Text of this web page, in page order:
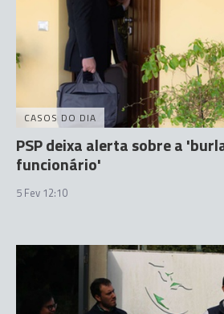
CASOS DO DIA
PSP deixa alerta sobre a
funcionário'
5 Fev 12:10